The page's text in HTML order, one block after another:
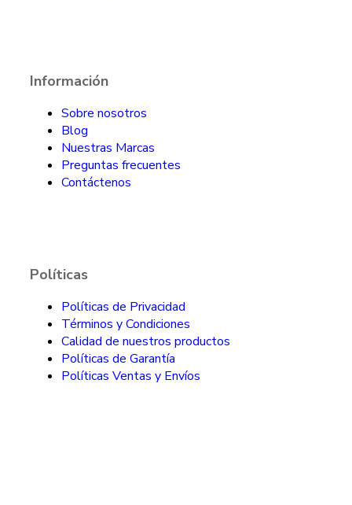
Información
Sobre nosotros
Blog
Nuestras Marcas
Preguntas frecuentes
Contáctenos
Políticas
Políticas de Privacidad
Términos y Condiciones
Calidad de nuestros productos
Políticas de Garantía
Políticas Ventas y Envíos